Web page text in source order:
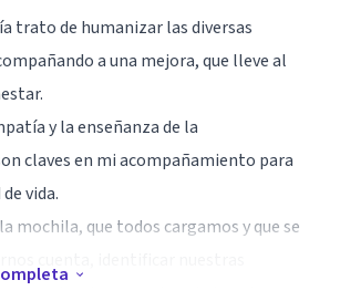
trato de humanizar las diversas
a una mejora, que lleve al
y la enseñanza de la
claves en mi acompañamiento para
vida.
mochila, que todos cargamos y que se